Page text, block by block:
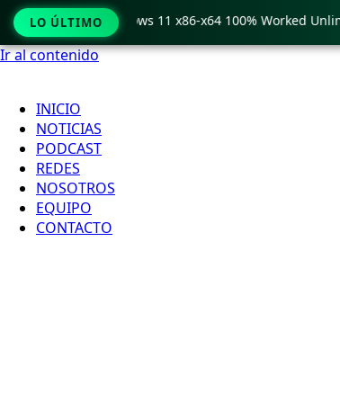
Ir al contenido
INICIO
NOTICIAS
PODCAST
REDES
NOSOTROS
EQUIPO
CONTACTO
LO ÚLTIMO
Crack only Windows 11 x86-x64 100% Worked Unlimited